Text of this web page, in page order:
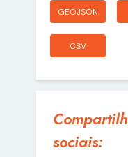
GEOJSON
CSV
sociais: